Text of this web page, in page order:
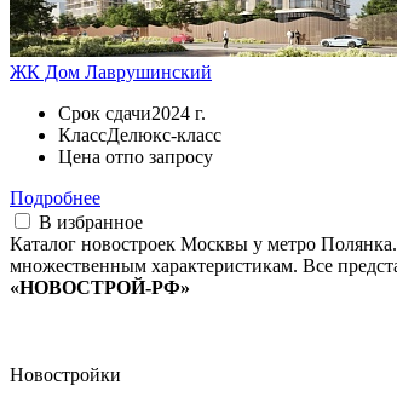
ЖК Дом Лаврушинский
Срок сдачи2024 г.
КлассДелюкс-класс
Цена отпо запросу
Подробнее
В избранное
Каталог новостроек Москвы у метро
множественным характеристикам. Все
«НОВОСТРОЙ-РФ»
Новостройки